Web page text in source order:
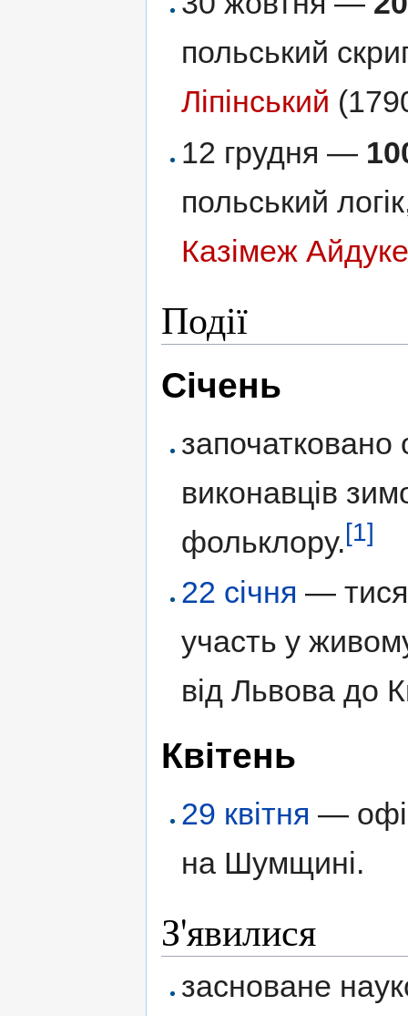
польський
Ліпінський
12 грудня —
польський
Казімеж
Події
Січень
започатковано
виконавців
фольклору.[1]
22 січня —
участь у
від Львова до
Квітень
29 квітня —
на Шумщині.
З'явилися
засноване